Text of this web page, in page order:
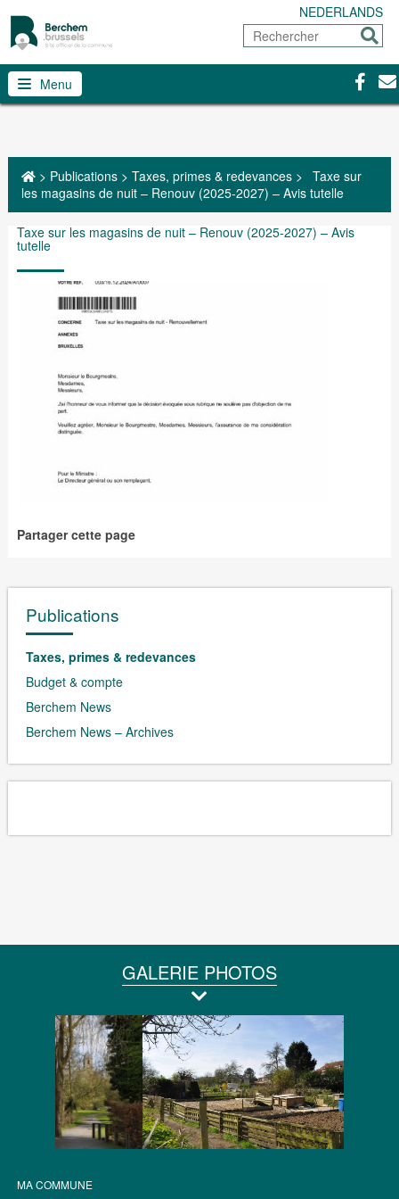
NEDERLANDS
Rechercher
Menu
> Publications> Taxes, primes & redevances> Taxe sur
les magasins de nuit – Renouv (2025-2027) – Avis tutelle
Taxe sur les magasins de nuit – Renouv (2025-2027) – Avis
tutelle
Partager cette page
Publications
Taxes, primes & redevances
Budget & compte
Berchem News
Berchem News – Archives
GALERIE PHOTOS
MA COMMUNE